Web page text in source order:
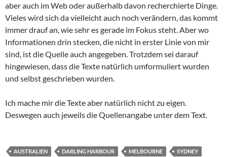
aber auch im Web oder außerhalb davon recherchierte Dinge.
Vieles wird sich da vielleicht auch noch verändern, das kommt
immer drauf an, wie sehr es gerade im Fokus steht. Aber wo
Informationen drin stecken, die nicht in erster Linie von mir
sind, ist die Quelle auch angegeben. Trotzdem sei darauf
hingewiesen, dass die Texte natürlich umformuliert wurden
und selbst geschrieben wurden.
Ich mache mir die Texte aber natürlich nicht zu eigen.
Deswegen auch jeweils die Quellenangabe unter dem Text.
AUSTRALIEN DARLING HARBOUR MELBOURNE SYDNEY